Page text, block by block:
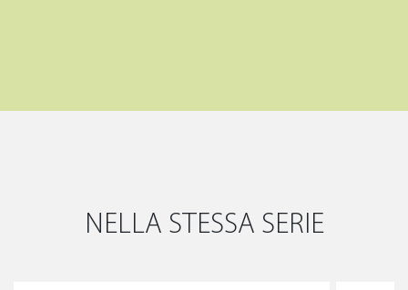
NELLA STESSA SERIE